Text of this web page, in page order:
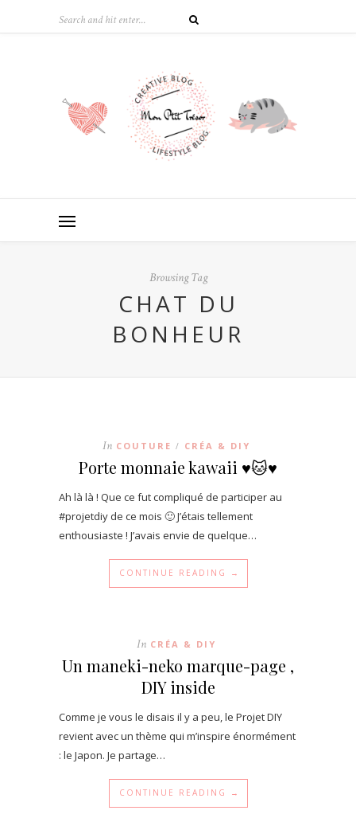
Browsing Tag
CHAT DU
BONHEUR
In COUTURE / CRÉA & DIY
Porte monnaie kawaii ♥🐱♥
Ah là là ! Que ce fut compliqué de participer au
#projetdiy de ce mois 🙂 J’étais tellement
enthousiaste ! J’avais envie de quelque…
CONTINUE READING →
In CRÉA & DIY
Un maneki-neko marque-page ,
DIY inside
Comme je vous le disais il y a peu, le Projet DIY
revient avec un thème qui m’inspire énormément
: le Japon. Je partage…
CONTINUE READING →